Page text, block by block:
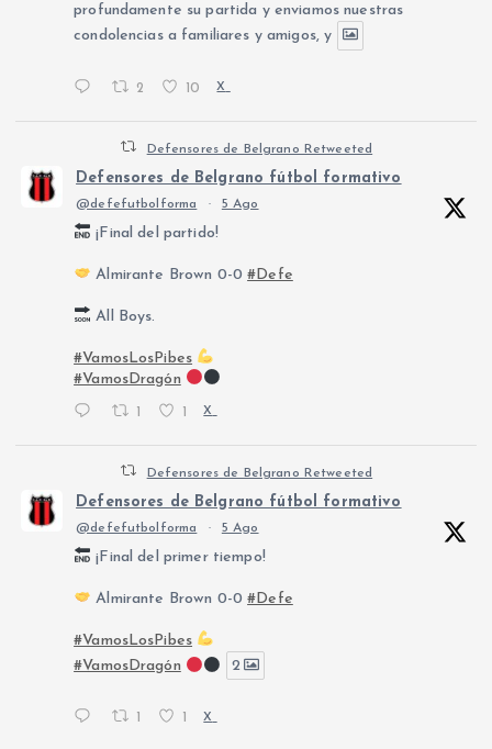
profundamente su partida y enviamos nuestras
condolencias a familiares y amigos, y
2 10 X
Defensores de Belgrano Retweeted
Defensores de Belgrano fútbol formativo
@defefutbolforma · 5 Ago
¡Final del partido!
Almirante Brown 0-0#Defe
All Boys.
#VamosLosPibes
#VamosDragón
1 1 X
Defensores de Belgrano Retweeted
Defensores de Belgrano fútbol formativo
@defefutbolforma · 5 Ago
¡Final del primer tiempo!
Almirante Brown 0-0#Defe
#VamosLosPibes
#VamosDragón
2
X